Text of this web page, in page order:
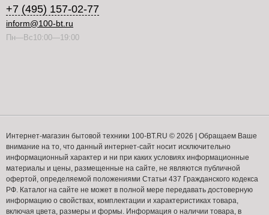
+7 (495) 157-02-77
inform@100-bt.ru
Пн—Вс10:00—19:00
Интернет-магазин бытовой техники 100-BT.RU © 2026 | Обращаем Ваше
внимание на то, что данный интернет-сайт носит исключительно
информационный характер и ни при каких условиях информационные
материалы и цены, размещенные на сайте, не являются публичной
офертой, определяемой положениями Статьи 437 Гражданского кодекса
РФ. Каталог на сайте не может в полной мере передавать достоверную
информацию о свойствах, комплектации и характеристиках товара,
включая цвета, размеры и формы. Информация о наличии товара, в